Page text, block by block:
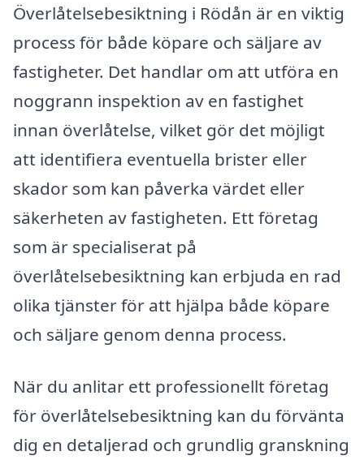
Överlåtelsebesiktning i Rödån är en viktig
process för både köpare och säljare av
fastigheter. Det handlar om att utföra en
noggrann inspektion av en fastighet
innan överlåtelse, vilket gör det möjligt
att identifiera eventuella brister eller
skador som kan påverka värdet eller
säkerheten av fastigheten. Ett företag
som är specialiserat på
överlåtelsebesiktning kan erbjuda en rad
olika tjänster för att hjälpa både köpare
och säljare genom denna process.
När du anlitar ett professionellt företag
för överlåtelsebesiktning kan du förvänta
dig en detaljerad och grundlig granskning